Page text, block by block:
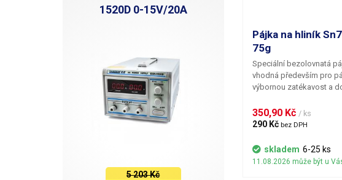
1520D 0-15V/20A
5 203 Kč
Pájka na hliník
75g
Speciální bezolovnatá
vhodná především pro
výbornou zatékavost a
délce 50cm. Pří pájení
použít specální kapalinu
hliníku. Pájka je vhodná
kde je místy nutno
na měděný drát tak při
konstrukcí a krabiček. Rozměr tyče 75g
350,90 Kč / ks
290 Kč bez DPH
skladem 6-25 ks
11.08.2026 může být u